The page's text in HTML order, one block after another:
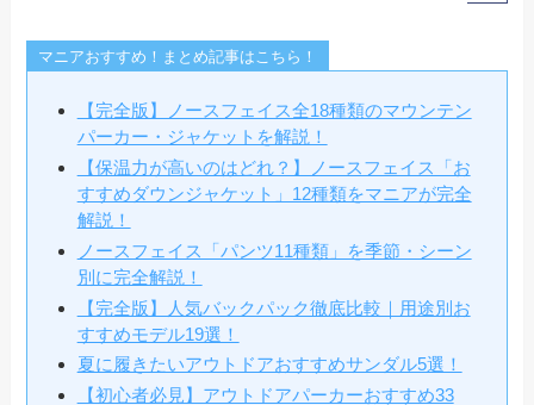
マニアおすすめ！まとめ記事はこちら！
【完全版】ノースフェイス全18種類のマウンテン
パーカー・ジャケットを解説！
【保温力が高いのはどれ？】ノースフェイス「お
すすめダウンジャケット」12種類をマニアが完全
解説！
ノースフェイス「パンツ11種類」を季節・シーン
別に完全解説！
【完全版】人気バックパック徹底比較｜用途別お
すすめモデル19選！
夏に履きたいアウトドアおすすめサンダル5選！
【初心者必見】アウトドアパーカーおすすめ33